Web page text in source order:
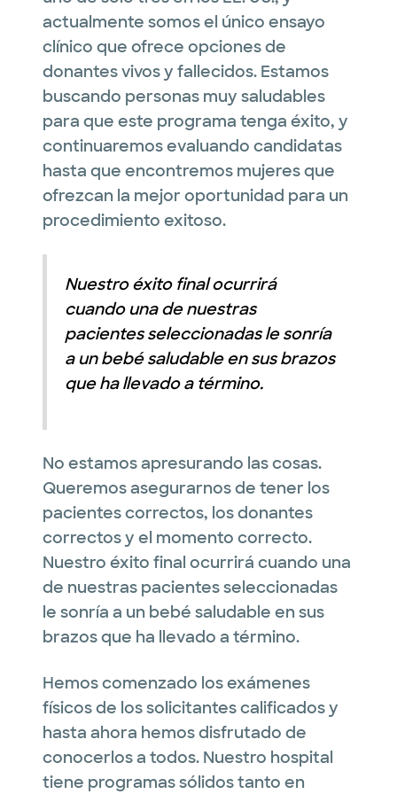
actualmente somos el único ensayo
clínico que ofrece opciones de
donantes vivos y fallecidos. Estamos
buscando personas muy saludables
para que este programa tenga éxito, y
continuaremos evaluando candidatas
hasta que encontremos mujeres que
ofrezcan la mejor oportunidad para un
procedimiento exitoso.
Nuestro éxito final ocurrirá
cuando una de nuestras
pacientes seleccionadas le sonría
a un bebé saludable en sus brazos
que ha llevado a término.
No estamos apresurando las cosas.
Queremos asegurarnos de tener los
pacientes correctos, los donantes
correctos y el momento correcto.
Nuestro éxito final ocurrirá cuando una
de nuestras pacientes seleccionadas
le sonría a un bebé saludable en sus
brazos que ha llevado a término.
Hemos comenzado los exámenes
físicos de los solicitantes calificados y
hasta ahora hemos disfrutado de
conocerlos a todos. Nuestro hospital
tiene programas sólidos tanto en